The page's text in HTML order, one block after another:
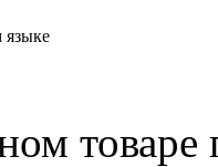
языке
товаре